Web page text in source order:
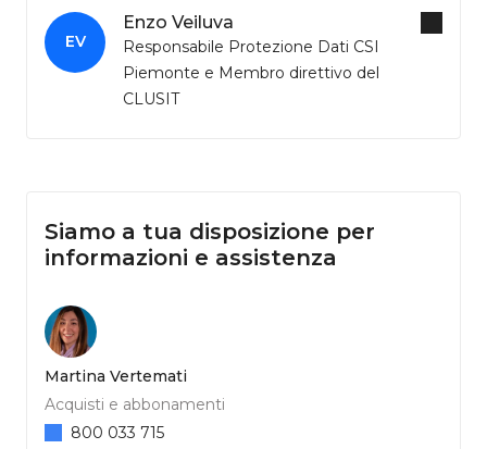
EV
Enzo Veiluva
Responsabile Protezione Dati CSI
Piemonte e Membro direttivo del
CLUSIT
Siamo a tua disposizione per
informazioni e assistenza
Martina Vertemati
Acquisti e abbonamenti
800 033 715